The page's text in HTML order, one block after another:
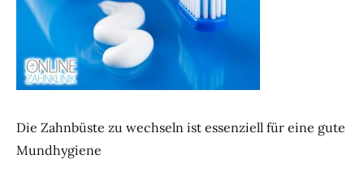
Die Zahnbüste zu wechseln ist essenziell für eine gute
Mundhygiene